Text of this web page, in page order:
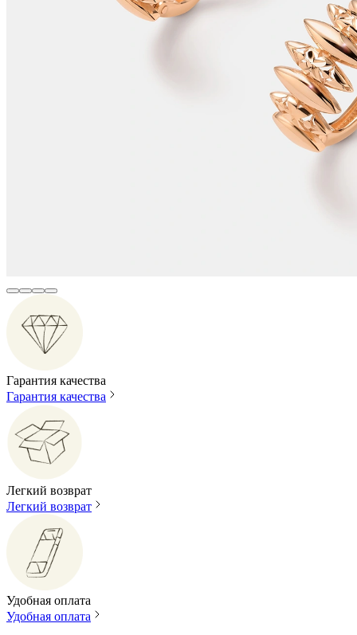
Гарантия качества
Гарантия качества
Легкий возврат
Легкий возврат
Удобная оплата
Удобная оплата